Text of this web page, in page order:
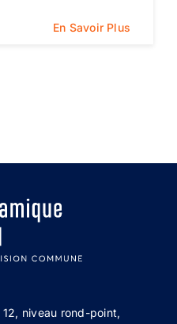
En Savoir Plus
niveau rond-point,